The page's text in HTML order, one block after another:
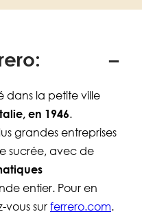
dans la petite ville
en 1946.
grandes entreprises
sucrée, avec de
entier. Pour en
vous sur ferrero.com.